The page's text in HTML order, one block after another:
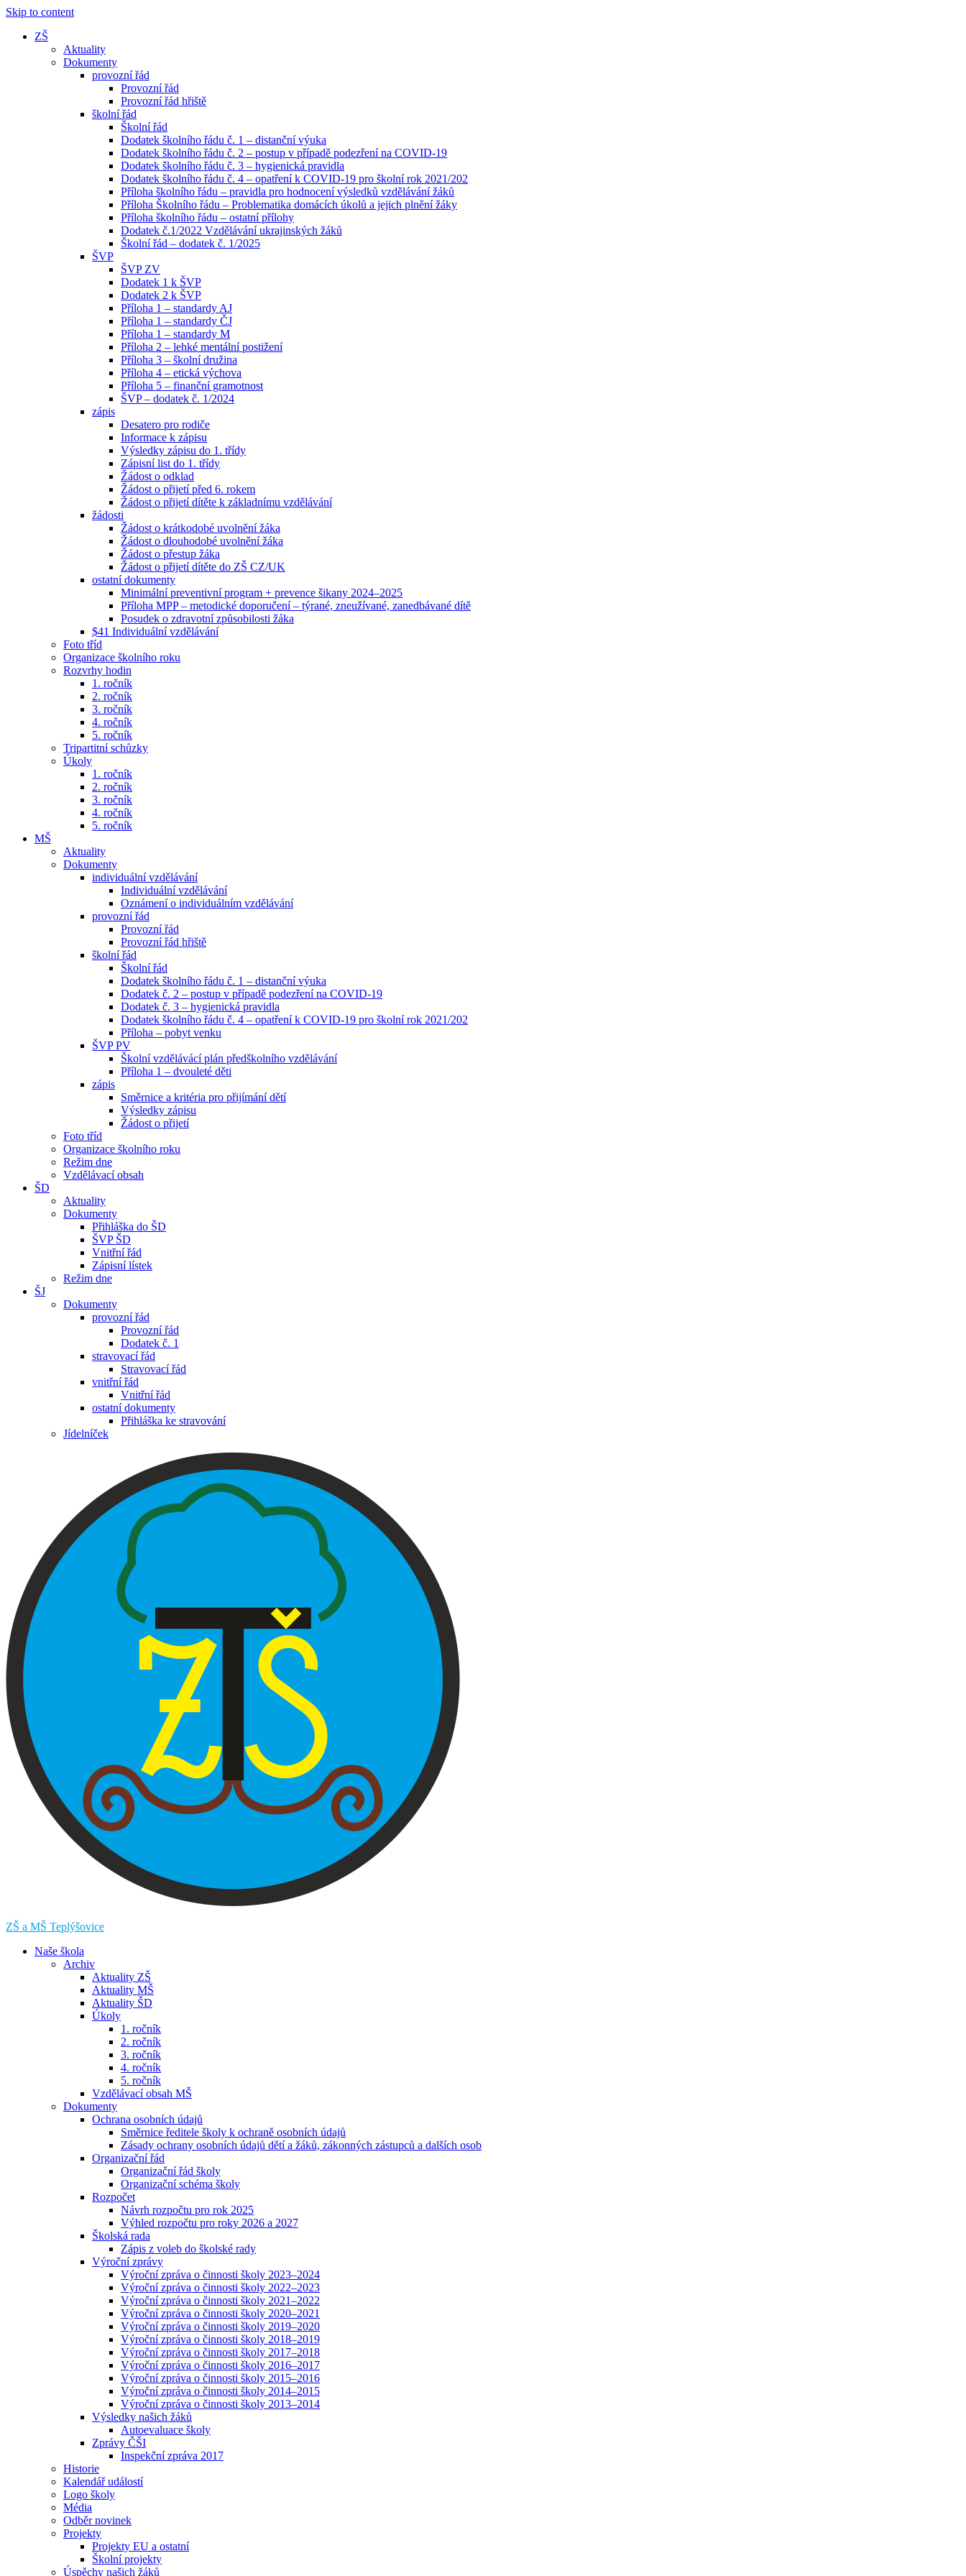
Skip to content
ZŠ
Aktuality
Dokumenty
provozní řád
Provozní řád
Provozní řád hřiště
školní řád
Školní řád
Dodatek školního řádu č. 1 – distanční výuka
Dodatek školního řádu č. 2 – postup v případě podezření na COVID-19
Dodatek školního řádu č. 3 – hygienická pravidla
Dodatek školního řádu č. 4 – opatření k COVID-19 pro školní rok 2021/202
Příloha školního řádu – pravidla pro hodnocení výsledků vzdělávání žáků
Příloha Školního řádu – Problematika domácích úkolů a jejich plnění žáky
Příloha školního řádu – ostatní přílohy
Dodatek č.1/2022 Vzdělávání ukrajinských žáků
Školní řád – dodatek č. 1/2025
ŠVP
ŠVP ZV
Dodatek 1 k ŠVP
Dodatek 2 k ŠVP
Příloha 1 – standardy AJ
Příloha 1 – standardy ČJ
Příloha 1 – standardy M
Příloha 2 – lehké mentální postižení
Příloha 3 – školní družina
Příloha 4 – etická výchova
Příloha 5 – finanční gramotnost
ŠVP – dodatek č. 1/2024
zápis
Desatero pro rodiče
Informace k zápisu
Výsledky zápisu do 1. třídy
Zápisní list do 1. třídy
Žádost o odklad
Žádost o přijetí před 6. rokem
Žádost o přijetí dítěte k základnímu vzdělávání
žádosti
Žádost o krátkodobé uvolnění žáka
Žádost o dlouhodobé uvolnění žáka
Žádost o přestup žáka
Žádost o přijetí dítěte do ZŠ CZ/UK
ostatní dokumenty
Minimální preventivní program + prevence šikany 2024–2025
Příloha MPP – metodické doporučení – týrané, zneužívané, zanedbávané dítě
Posudek o zdravotní způsobilosti žáka
$41 Individuální vzdělávání
Foto tříd
Organizace školního roku
Rozvrhy hodin
1. ročník
2. ročník
3. ročník
4. ročník
5. ročník
Tripartitní schůzky
Úkoly
1. ročník
2. ročník
3. ročník
4. ročník
5. ročník
MŠ
Aktuality
Dokumenty
individuální vzdělávání
Individuální vzdělávání
Oznámení o individuálním vzdělávání
provozní řád
Provozní řád
Provozní řád hřiště
školní řád
Školní řád
Dodatek školního řádu č. 1 – distanční výuka
Dodatek č. 2 – postup v případě podezření na COVID-19
Dodatek č. 3 – hygienická pravidla
Dodatek školního řádu č. 4 – opatření k COVID-19 pro školní rok 2021/202
Příloha – pobyt venku
ŠVP PV
Školní vzdělávácí plán předškolního vzdělávání
Příloha 1 – dvouleté děti
zápis
Směrnice a kritéria pro přijímání dětí
Výsledky zápisu
Žádost o přijetí
Foto tříd
Organizace školního roku
Režim dne
Vzdělávací obsah
ŠD
Aktuality
Dokumenty
Přihláška do ŠD
ŠVP ŠD
Vnitřní řád
Zápisní lístek
Režim dne
ŠJ
Dokumenty
provozní řád
Provozní řád
Dodatek č. 1
stravovací řád
Stravovací řád
vnitřní řád
Vnitřní řád
ostatní dokumenty
Přihláška ke stravování
Jídelníček
ZŠ a MŠ Teplýšovice
Naše škola
Archiv
Aktuality ZŠ
Aktuality MŠ
Aktuality ŠD
Úkoly
1. ročník
2. ročník
3. ročník
4. ročník
5. ročník
Vzdělávací obsah MŠ
Dokumenty
Ochrana osobních údajů
Směrnice ředitele školy k ochraně osobních údajů
Zásady ochrany osobních údajů dětí a žáků, zákonných zástupců a dalších osob
Organizační řád
Organizační řád školy
Organizační schéma školy
Rozpočet
Návrh rozpočtu pro rok 2025
Výhled rozpočtu pro roky 2026 a 2027
Školská rada
Zápis z voleb do školské rady
Výroční zprávy
Výroční zpráva o činnosti školy 2023–2024
Výroční zpráva o činnosti školy 2022–2023
Výroční zpráva o činnosti školy 2021–2022
Výroční zpráva o činnosti školy 2020–2021
Výroční zpráva o činnosti školy 2019–2020
Výroční zpráva o činnosti školy 2018–2019
Výroční zpráva o činnosti školy 2017–2018
Výroční zpráva o činnosti školy 2016–2017
Výroční zpráva o činnosti školy 2015–2016
Výroční zpráva o činnosti školy 2014–2015
Výroční zpráva o činnosti školy 2013–2014
Výsledky našich žáků
Autoevaluace školy
Zprávy ČŠI
Inspekční zpráva 2017
Historie
Kalendář událostí
Logo školy
Média
Odběr novinek
Projekty
Projekty EU a ostatní
Školní projekty
Úspěchy našich žáků